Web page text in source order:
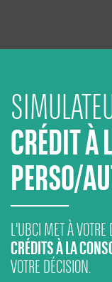
CRÉDIT
PERSO/
L'UBCI MET À
CRÉDITS À LA
VOTRE DÉCISION.